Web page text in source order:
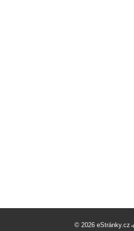
© 2026 eStránky.cz